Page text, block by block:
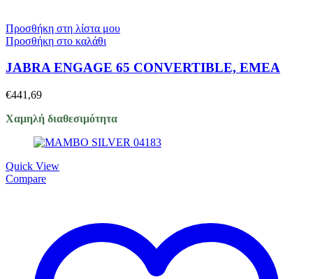
Προσθήκη στη λίστα μου
Προσθήκη στο καλάθι
JABRA ENGAGE 65 CONVERTIBLE, EMEA
€441,69
Χαμηλή διαθεσιμότητα
Quick View
Compare